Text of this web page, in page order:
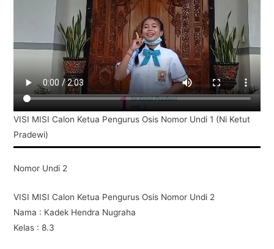
VISI MISI Calon Ketua Pengurus Osis Nomor Undi 1 (Ni Ketut
Pradewi)
Nomor Undi 2
VISI MISI Calon Ketua Pengurus Osis Nomor Undi 2
Nama : Kadek Hendra Nugraha
Kelas : 8.3